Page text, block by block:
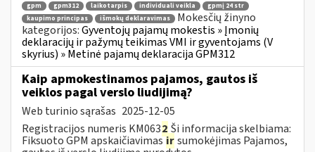
gpm gpm312 laikotarpis individuali veikla
gpmį 24 str
kaupimo principas
išmokų deklaravimas
Mokesčių žinyno
kategorijos:Gyventojų pajamų mokestis » Įmonių
deklaracijų ir pažymų teikimas VMI ir gyventojams (V
skyrius) » Metinė pajamų deklaracija GPM312
Kaip apmokestinamos pajamos, gautos iš
veiklos pagal verslo liudijimą?
Web turinio sąrašas 2025-12-05
Registracijos numeris KM0632 Ši informacija skelbiama:
Fiksuoto GPM apskaičiavimasirsumokėjimas Pajamos,